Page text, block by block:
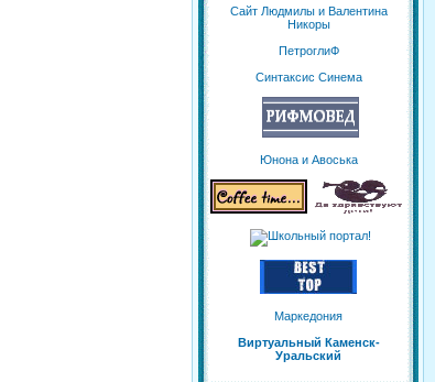
Сайт Людмилы и Валентина
Никоры
ПетроглиФ
Синтаксис Синема
Юнона и Авоська
Маркедония
Виртуальный Каменск-
Уральский